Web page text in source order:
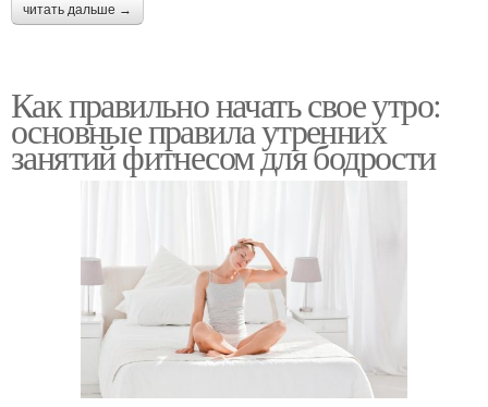
читать дальше →
Как правильно начать свое утро:
основные правила утренних
занятий фитнесом для бодрости